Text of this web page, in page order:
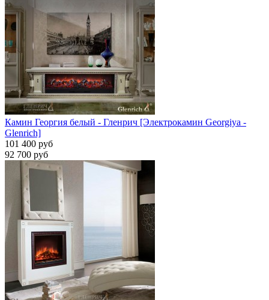
Камин Георгия белый - Гленрич [Электрокамин Georgiya -
Glenrich]
101 400 руб
92 700 руб